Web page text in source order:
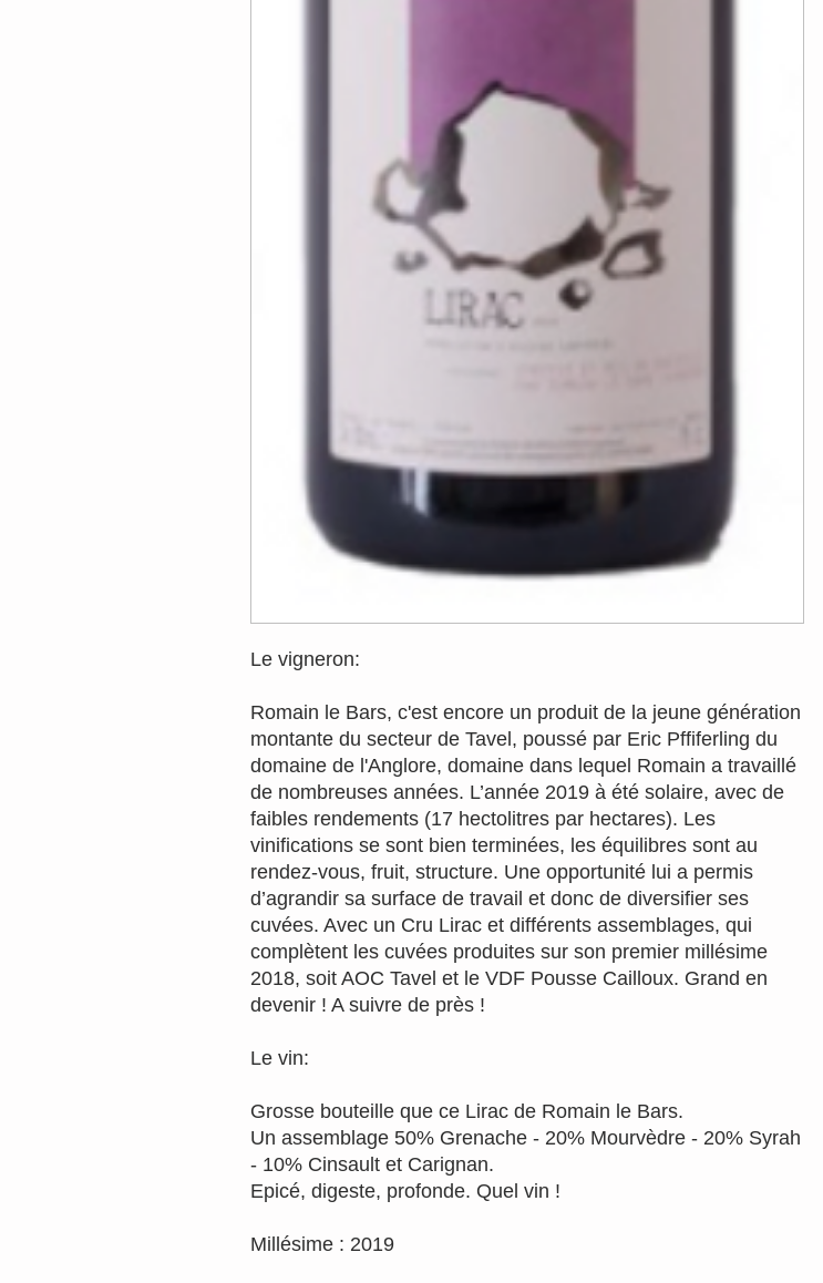
Le vigneron:
Romain le Bars, c'est encore un produit de la jeune génération
montante du secteur de Tavel, poussé par Eric Pffiferling du
domaine de l'Anglore, domaine dans lequel Romain a travaillé
de nombreuses années. L’année 2019 à été solaire, avec de
faibles rendements (17 hectolitres par hectares). Les
vinifications se sont bien terminées, les équilibres sont au
rendez-vous, fruit, structure. Une opportunité lui a permis
d’agrandir sa surface de travail et donc de diversifier ses
cuvées. Avec un Cru Lirac et différents assemblages, qui
complètent les cuvées produites sur son premier millésime
2018, soit AOC Tavel et le VDF Pousse Cailloux. Grand en
devenir ! A suivre de près !
Le vin:
Grosse bouteille que ce Lirac de Romain le Bars.
Un assemblage 50% Grenache - 20% Mourvèdre - 20% Syrah
- 10% Cinsault et Carignan.
Epicé, digeste, profonde. Quel vin !
Millésime : 2019